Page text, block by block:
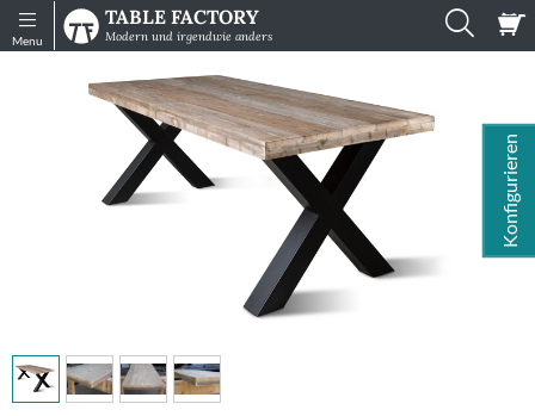
Menu
TABLE FACTORY
Modern und irgendwie anders
Shop Infos
Einzelne
Platten
Konfigurieren